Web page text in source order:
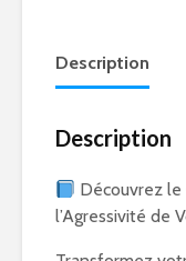
Description
Description
Découvrez
l’Agressivité de